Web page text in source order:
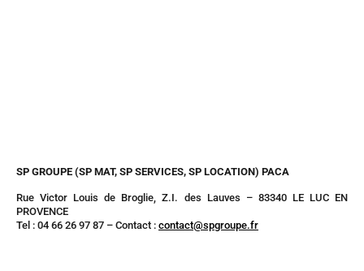
SP GROUPE (SP MAT, SP SERVICES, SP LOCATION) PACA
Rue Victor Louis de Broglie, Z.I. des Lauves – 83340 LE LUC EN
PROVENCE
Tel : 04 66 26 97 87 – Contact : contact@spgroupe.fr